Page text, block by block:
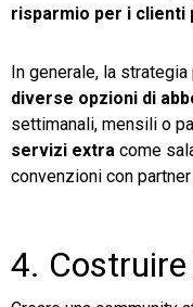
risparmio per i clienti
In generale, la
diverse opzioni di
settimanali, mensili o
servizi extra come
convenzioni con
4.